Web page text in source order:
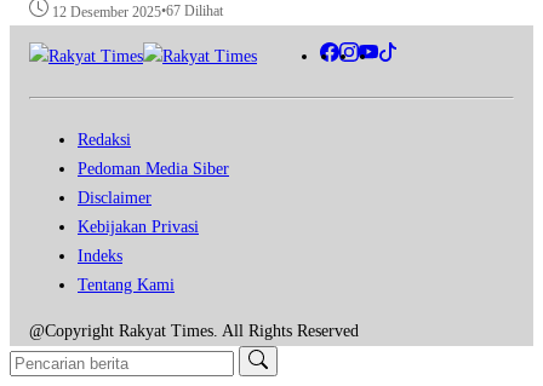
12 Desember 2025•67 Dilihat
Redaksi
Pedoman Media Siber
Disclaimer
Kebijakan Privasi
Indeks
Tentang Kami
@Copyright Rakyat Times. All Rights Reserved